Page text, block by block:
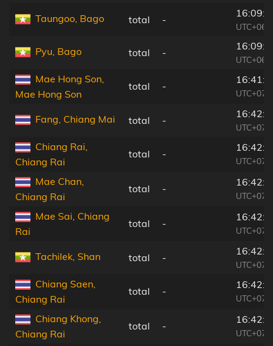
Taungoo, Bago total -
Pyu, Bago total -
Mae Hong Son,
Mae Hong Son
total -
Fang, Chiang Mai total -
Chiang Rai,
Chiang Rai
total -
Mae Chan,
Chiang Rai
total -
Mae Sai, Chiang
Rai
total -
Tachilek, Shan total -
Chiang Saen,
Chiang Rai
total -
Chiang Khong,
Chiang Rai
total -